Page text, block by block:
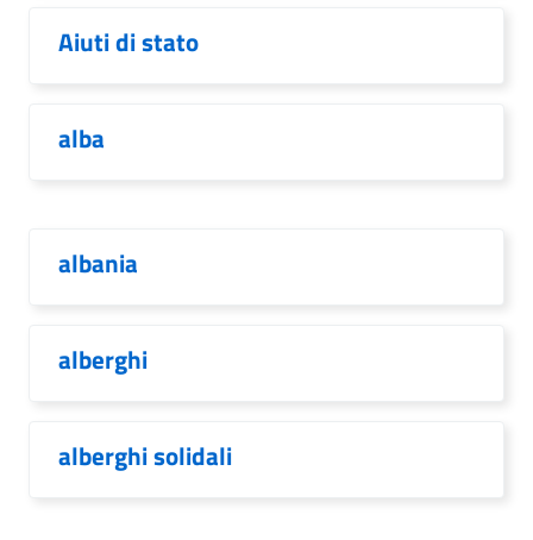
Aiuti di stato
alba
albania
alberghi
alberghi solidali